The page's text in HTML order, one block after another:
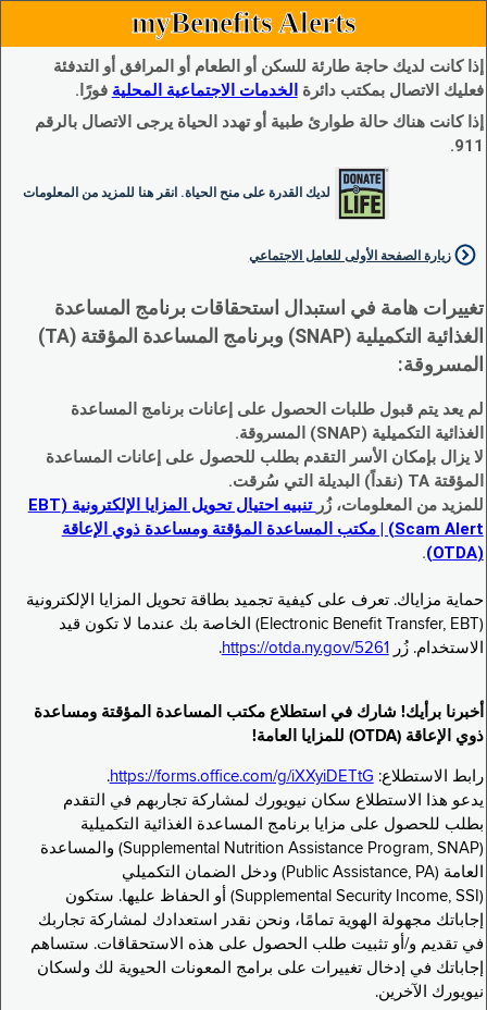
myBenefits Alerts
إذا كانت لديك حاجة طارئة للسكن أو الطعام أو المرافق أو التدفئة
فعليك الاتصال بمكتب دائرة الخدمات الاجتماعية المحلية فورًا.
إذا كانت هناك حالة طوارئ طبية أو تهدد الحياة يرجى الاتصال بالرقم
911.
لديك القدرة على منح الحياة. انقر هنا للمزيد من المعلومات
زيارة الصفحة الأولى للعامل الاجتماعي
تغييرات هامة في استبدال استحقاقات برنامج المساعدة
الغذائية التكميلية (SNAP) وبرنامج المساعدة المؤقتة (TA)
المسروقة:
لم يعد يتم قبول طلبات الحصول على إعانات برنامج المساعدة
الغذائية التكميلية (SNAP) المسروقة.
لا يزال بإمكان الأسر التقدم بطلب للحصول على إعانات المساعدة
المؤقتة TA (نقداً) البديلة التي سُرقت.
للمزيد من المعلومات، زُر
تنبيه احتيال تحويل المزايا الإلكترونية (EBT
Scam Alert) | مكتب المساعدة المؤقتة ومساعدة ذوي الإعاقة
(OTDA)
.
حماية مزاياك. تعرف على كيفية تجميد بطاقة تحويل المزايا الإلكترونية
(Electronic Benefit Transfer, EBT) الخاصة بك عندما لا تكون قيد
الاستخدام. زُر
https://otda.ny.gov/5261
.
أخبرنا برأيك! شارك في استطلاع مكتب المساعدة المؤقتة ومساعدة
ذوي الإعاقة (OTDA) للمزايا العامة!
رابط الاستطلاع: https://forms.office.com/g/iXXyiDETtG
.
يدعو هذا الاستطلاع سكان نيويورك لمشاركة تجاربهم في التقدم
بطلب للحصول على مزايا برنامج المساعدة الغذائية التكميلية
(Supplemental Nutrition Assistance Program, SNAP) والمساعدة
العامة (Public Assistance, PA) ودخل الضمان التكميلي
(Supplemental Security Income, SSI) أو الحفاظ عليها. ستكون
إجاباتك مجهولة الهوية تمامًا، ونحن نقدر استعدادك لمشاركة تجاربك
في تقديم و/أو تثبيت طلب الحصول على هذه الاستحقاقات. ستساهم
إجاباتك في إدخال تغييرات على برامج المعونات الحيوية لك ولسكان
نيويورك الآخرين.